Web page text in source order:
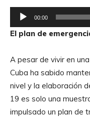
u
i
e
p
o
d
u
c
00:00
El plan de
A pesar de vivir en
Cuba ha sabido
nivel y la elaboración
19 es solo una
impulsado un plan de